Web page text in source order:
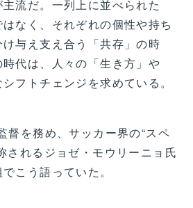
流だ。一列上に並べられた
はなく、それぞれの個性や持ち
与え支え合う「共存」の時
代は、人々の「生き方」や
フトチェンジを求めている。
を務め、サッカー界の“スペ
されるジョゼ・モウリーニョ氏
こう語っていた。